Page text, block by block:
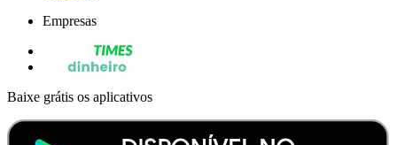
Empresas
Baixe grátis os aplicativos